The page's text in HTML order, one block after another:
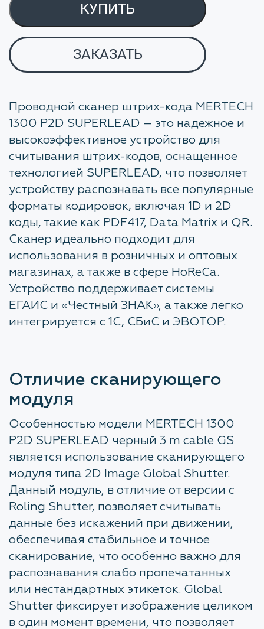
КУПИТЬ
ЗАКАЗАТЬ
Проводной сканер штрих-кода MERTECH
1300 P2D SUPERLEAD – это надежное и
высокоэффективное устройство для
считывания штрих-кодов, оснащенное
технологией SUPERLEAD, что позволяет
устройству распознавать все популярные
форматы кодировок, включая 1D и 2D
коды, такие как PDF417, Data Matrix и QR.
Сканер идеально подходит для
использования в розничных и оптовых
магазинах, а также в сфере HoReCa.
Устройство поддерживает системы
ЕГАИС и «Честный ЗНАК», а также легко
интегрируется с 1С, СБиС и ЭВОТОР.
Отличие сканирующего
модуля
Особенностью модели MERTECH 1300
P2D SUPERLEAD черный 3 m cable GS
является использование сканирующего
модуля типа 2D Image Global Shutter.
Данный модуль, в отличие от версии с
Roling Shutter, позволяет считывать
данные без искажений при движении,
обеспечивая стабильное и точное
сканирование, что особенно важно для
распознавания слабо пропечатанных
или нестандартных этикеток. Global
Shutter фиксирует изображение целиком
в один момент времени, что позволяет